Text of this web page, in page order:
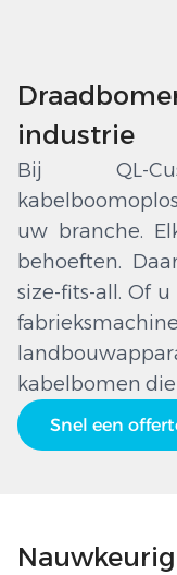
industrie
Bij QL-
uw branche.
behoeften.
size-fits-all. Of
kabelbomen
Snel een